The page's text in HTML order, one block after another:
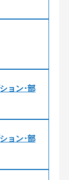
ョン･部
ョン･部